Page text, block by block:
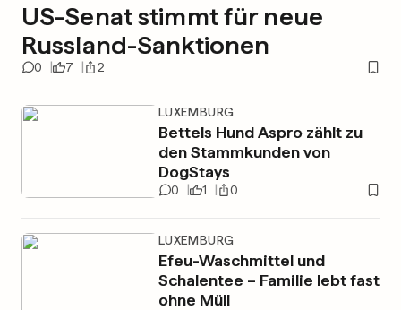
US-Senat stimmt für neue
Russland-Sanktionen
0 7 2
LUXEMBURG
Bettels Hund Aspro zählt zu
den Stammkunden von
DogStays
0 1 0
LUXEMBURG
Efeu-Waschmittel und
Schalentee – Familie lebt fast
ohne Müll